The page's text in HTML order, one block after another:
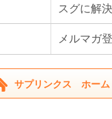
スグに解
メルマガ
サプリンクス ホーム